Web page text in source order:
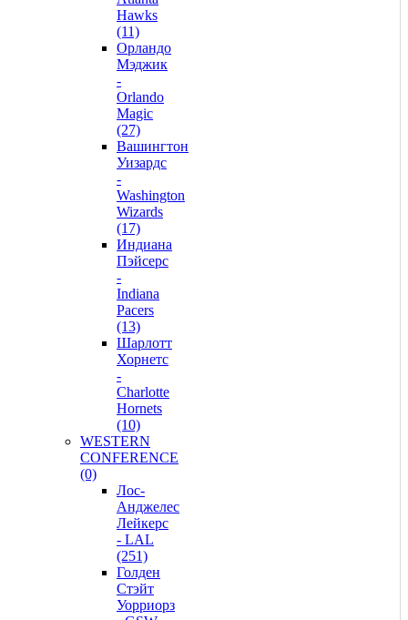
Hawks
(11)
Орландо
Мэджик
-
Orlando
Magic
(27)
Вашингтон
Уизардс
-
Washington
Wizards
(17)
Индиана
Пэйсерс
-
Indiana
Pacers
(13)
Шарлотт
Хорнетс
-
Charlotte
Hornets
(10)
WESTERN
CONFERENCE
(0)
Лос-
Анджелес
Лейкерс
- LAL
(251)
Голден
Стэйт
Уорриорз